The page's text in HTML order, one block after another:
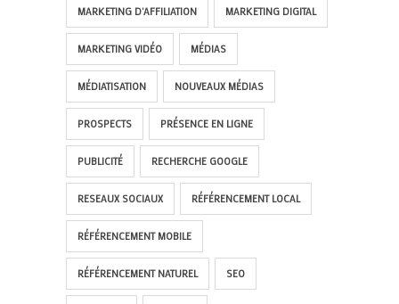
MARKETING D'AFFILIATION MARKETING DIGITAL
MARKETING VIDÉO MÉDIAS
MÉDIATISATION NOUVEAUX MÉDIAS
PROSPECTS PRÉSENCE EN LIGNE
PUBLICITÉ RECHERCHE GOOGLE
RESEAUX SOCIAUX RÉFÉRENCEMENT LOCAL
RÉFÉRENCEMENT MOBILE
RÉFÉRENCEMENT NATUREL SEO